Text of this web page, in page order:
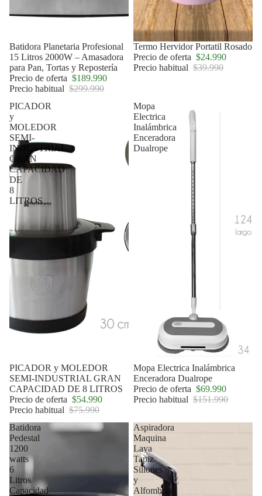
Agotado
Batidora Planetaria Profesional
15 Litros 2000W – Amasadora
para Pan, Tortas y Repostería
Precio de oferta $189.990
Precio habitual $299.990
Oferta
Termo Hervidor Portatil Rosado
Precio de oferta $24.990
Precio habitual $39.990
PICADOR
y
MOLEDOR
SEMI-
INDUSTRIAL
GRAN
CAPACIDAD
DE
8
LITROS
Oferta
PICADOR y MOLEDOR
SEMI-INDUSTRIAL GRAN
CAPACIDAD DE 8 LITROS
Precio de oferta $54.990
Precio habitual $75.990
Mopa
Electrica
Inalámbrica
Enceradora
Dualrope
Oferta
Mopa Electrica Inalámbrica
Enceradora Dualrope
Precio de oferta $69.990
Precio habitual $151.990
Batidora
Pedestal
1200
watts
6
Litros
Capacidad
Aspiradora
Maquina
Lava
Tapiz
Sillones
y
Alfombras